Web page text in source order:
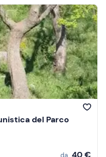
del Parco
40 €